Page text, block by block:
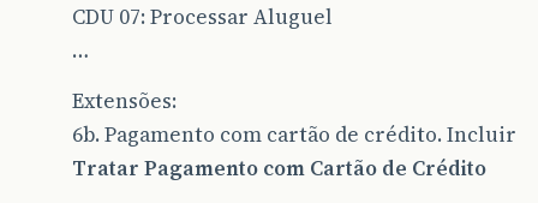
CDU 07: Processar Aluguel
…
Extensões:
6b. Pagamento com cartão de crédito. Incluir
Tratar Pagamento com Cartão de Crédito